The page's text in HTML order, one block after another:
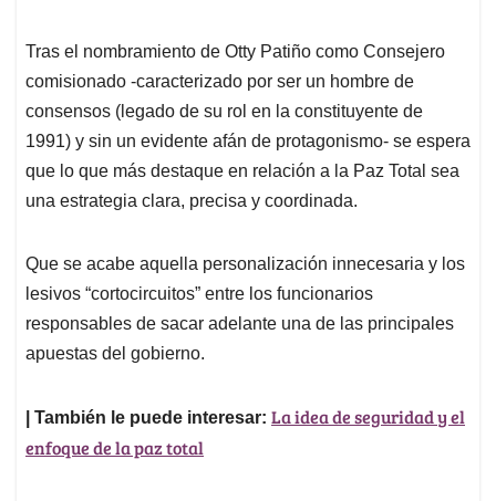
Tras el nombramiento de Otty Patiño como Consejero
comisionado -caracterizado por ser un hombre de
consensos (legado de su rol en la constituyente de
1991) y sin un evidente afán de protagonismo- se espera
que lo que más destaque en relación a la Paz Total sea
una estrategia clara, precisa y coordinada.
Que se acabe aquella personalización innecesaria y los
lesivos “cortocircuitos” entre los funcionarios
responsables de sacar adelante una de las principales
apuestas del gobierno.
| También le puede interesar: La idea de seguridad y el
enfoque de la paz total